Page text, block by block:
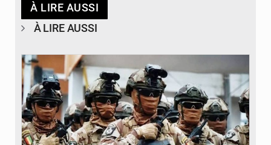
À LIRE AUSSI
À LIRE AUSSI